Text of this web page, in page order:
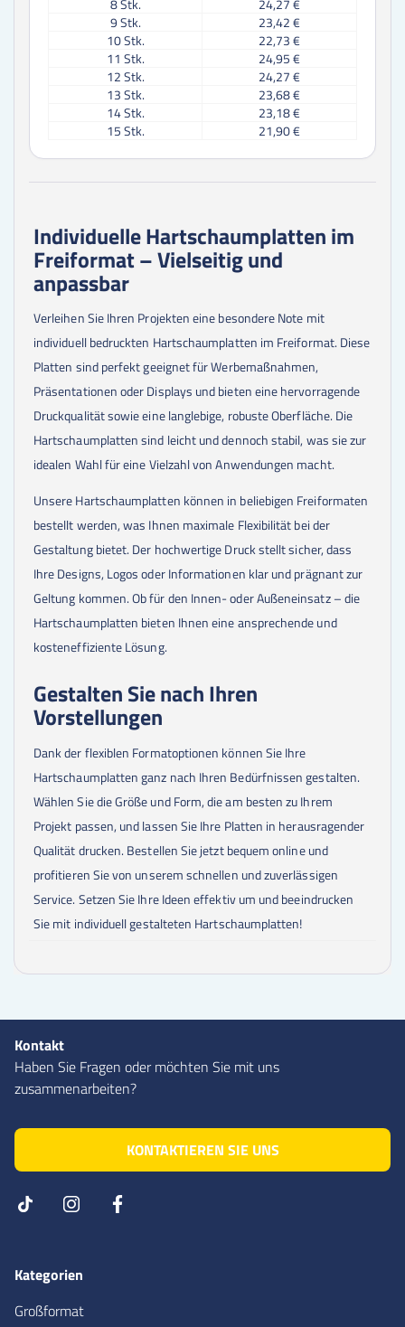
8Stk.
24,27 €
9Stk.
23,42 €
10Stk.
22,73 €
11 Stk.
24,95 €
12Stk.
24,27 €
13Stk.
23,68 €
14Stk.
23,18 €
15Stk.
21,90 €
18Stk.
22,55 €
21Stk.
25,24 €
22Stk.
24,29 €
23Stk.
24Stk.
25Stk.
21,90 €
Stk.
21,90 €
35Stk.
21,90 €
40Stk.
21,90 €
Stk.
21,90 €
50 Stk.
21,06 €
60Stk.
21,06 €
70Stk.
21,06 €
75
Stk.
22,12 €
80 Stk.
21,06 €
90
21,06 €
100Stk. 21,06 €
Individuelle Hartschaumplatten im
Freiformat – Vielseitig und
anpassbar
Verleihen Sie Ihren Projekten eine besondere Note mit
individuell bedruckten Hartschaumplatten im Freiformat. Diese
Platten sind perfekt geeignet für Werbemaßnahmen,
Präsentationen oder Displays und bieten eine hervorragende
Druckqualität sowie eine langlebige, robuste Oberfläche. Die
Hartschaumplatten sind leicht und dennoch stabil, was sie zur
idealen Wahl für eine Vielzahl von Anwendungen macht.
Unsere Hartschaumplatten können in beliebigen Freiformaten
bestellt werden, was Ihnen maximale Flexibilität bei der
Gestaltung bietet. Der hochwertige Druck stellt sicher, dass
Ihre Designs, Logos oder Informationen klar und prägnant zur
Geltung kommen. Ob für den Innen- oder Außeneinsatz – die
Hartschaumplatten bieten Ihnen eine ansprechende und
kosteneffiziente Lösung.
Gestalten Sie nach Ihren
Vorstellungen
Dank der flexiblen Formatoptionen können Sie Ihre
Hartschaumplatten ganz nach Ihren Bedürfnissen gestalten.
Wählen Sie die Größe und Form, die am besten zu Ihrem
Projekt passen, und lassen Sie Ihre Platten in herausragender
Qualität drucken. Bestellen Sie jetzt bequem online und
profitieren Sie von unserem schnellen und zuverlässigen
Service. Setzen Sie Ihre Ideen effektiv um und beeindrucken
Sie mit individuell gestalteten Hartschaumplatten!
Kontakt
Haben Sie Fragen oder möchten Sie mit uns
zusammenarbeiten?
KONTAKTIEREN SIE UNS
Kategorien
Großformat